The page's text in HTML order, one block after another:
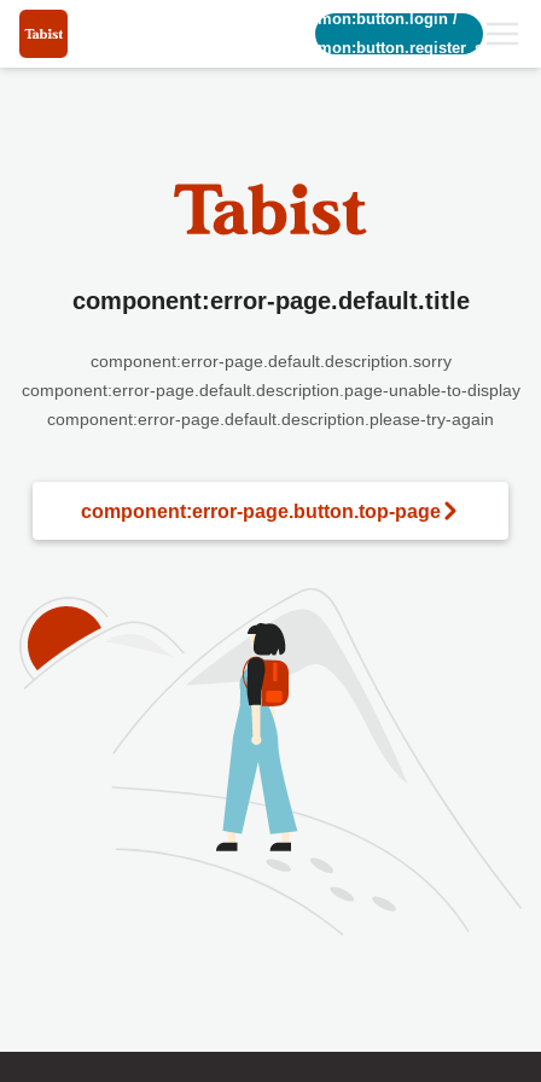
common:button.login/
common:button.register_short
component:error-page.default.title
component:error-page.default.description.sorry
component:error-page.default.description.page-unable-to-display
component:error-page.default.description.please-try-again
component:error-page.button.top-page